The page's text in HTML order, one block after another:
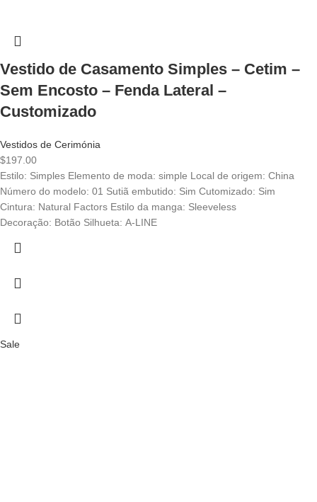
Vestido de Casamento Simples – Cetim –
Sem Encosto – Fenda Lateral –
Customizado
Vestidos de Cerimónia
$197.00
Estilo: Simples Elemento de moda: simple Local de origem: China
Número do modelo: 01 Sutiã embutido: Sim Cutomizado: Sim
Cintura: Natural Factors Estilo da manga: Sleeveless
Decoração: Botão Silhueta: A-LINE
Sale